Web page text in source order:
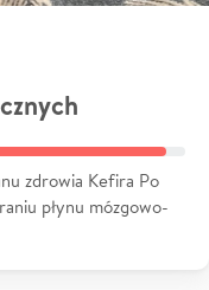
zdrowia Kefira Po
płynu mózgowo-